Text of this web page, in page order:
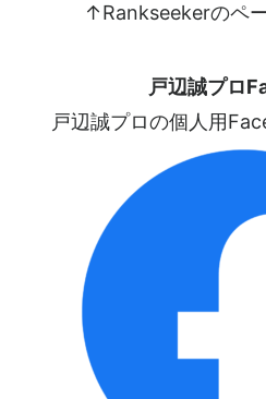
↑Rankseekerのペ
戸辺誠プロ
戸辺誠プロの個人用